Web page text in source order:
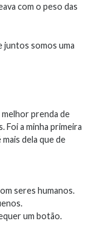
com o peso das
juntos somos uma
melhor prenda de
Foi a minha primeira
dela que de
seres humanos.
um botão.